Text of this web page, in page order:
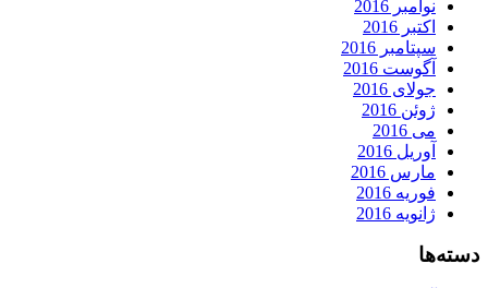
نوامبر 2016
اکتبر 2016
سپتامبر 2016
آگوست 2016
جولای 2016
ژوئن 2016
می 2016
آوریل 2016
مارس 2016
فوریه 2016
ژانویه 2016
دسته‌ها